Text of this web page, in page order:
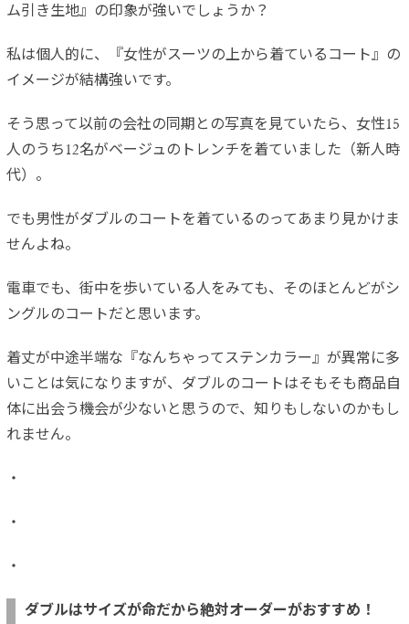
ム引き生地』の印象が強いでしょうか？
私は個人的に、『女性がスーツの上から着ているコート』の
イメージが結構強いです。
そう思って以前の会社の同期との写真を見ていたら、女性15
人のうち12名がベージュのトレンチを着ていました（新人時
代）。
でも男性がダブルのコートを着ているのってあまり見かけま
せんよね。
電車でも、街中を歩いている人をみても、そのほとんどがシ
ングルのコートだと思います。
着丈が中途半端な『なんちゃってステンカラー』が異常に多
いことは気になりますが、ダブルのコートはそもそも商品自
体に出会う機会が少ないと思うので、知りもしないのかもし
れません。
・
・
・
ダブルはサイズが命だから絶対オーダーがおすすめ！